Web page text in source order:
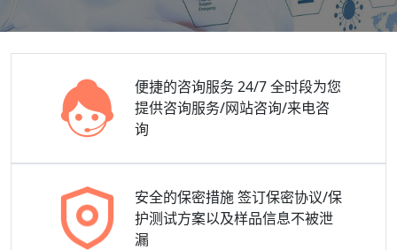
便捷的咨询服务24/7 全时段为您
提供咨询服务/网站咨询/来电咨
询
安全的保密措施 签订保密协议/保
护测试方案以及样品信息不被泄
漏